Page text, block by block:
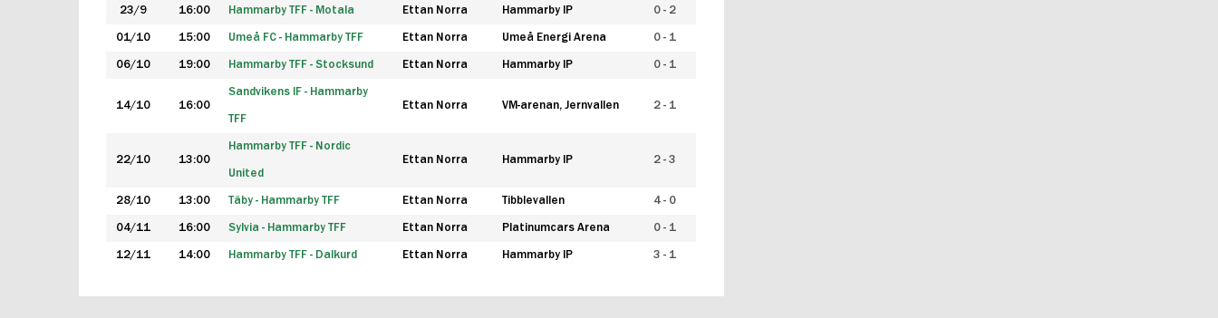
23/9 16:00 Hammarby TFF - Motala Ettan Norra Hammarby IP 0 - 2
01/10 15:00 Umeå FC - Hammarby TFF Ettan Norra Umeå Energi Arena 0 - 1
06/10 19:00 Hammarby TFF - Stocksund Ettan Norra Hammarby IP 0 - 1
14/10 16:00
Sandvikens IF - Hammarby
TFF
Ettan Norra VM-arenan, Jernvallen 2 - 1
22/10 13:00
Hammarby TFF - Nordic
United
Ettan Norra Hammarby IP 2 - 3
28/10 13:00 Täby - Hammarby TFF Ettan Norra Tibblevallen 4 - 0
04/11 16:00 Sylvia - Hammarby TFF Ettan Norra Platinumcars Arena 0 - 1
12/11 14:00 Hammarby TFF - Dalkurd Ettan Norra Hammarby IP 3 - 1